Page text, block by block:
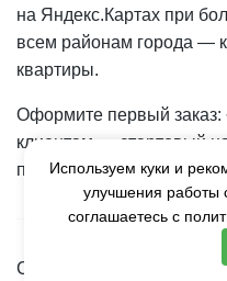
на Яндекс.Картах при
всем районам города —
квартиры.
Оформите первый заказ:
клиентам — стартовый
подарок.
Соки «из фруктов»
Используем куки и
улучшения работы
соглашаетесь с